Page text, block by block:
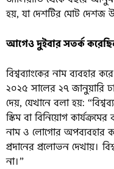
হয়, যা দেশটির মোট দেশজ
আগেও দুইবার সতর্ক
বিশ্বব্যাংকের নাম ব্যবহার
২০২৫ সালের ২৭ জানুয়ারি
দেয়, যেখানে বলা হয়:
স্কিম বা বিনিয়োগ
নাম ও লোগোর অপব্যবহার
প্রদানের প্রলোভন দেখায়।
না।”